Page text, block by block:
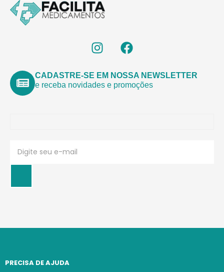
CADASTRE-SE EM NOSSA NEWSLETTER
e receba novidades e promoções
PRECISA DE AJUDA